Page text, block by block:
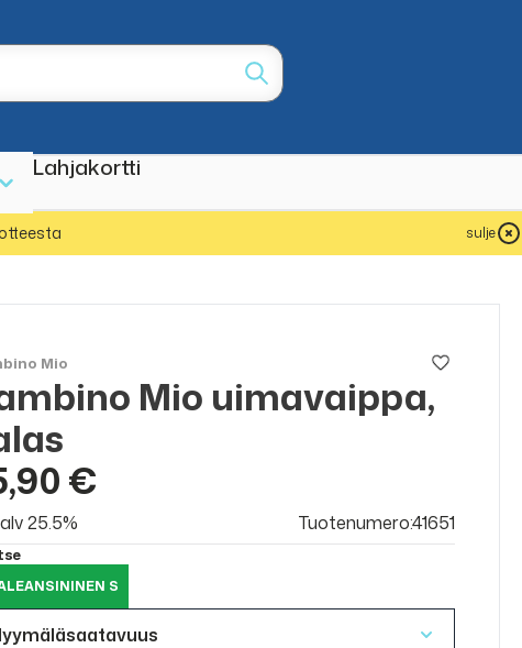
Lahjakortti
sulje
Mio
Mio uimavaippa,
€
25.5% Tuotenumero:41651
S